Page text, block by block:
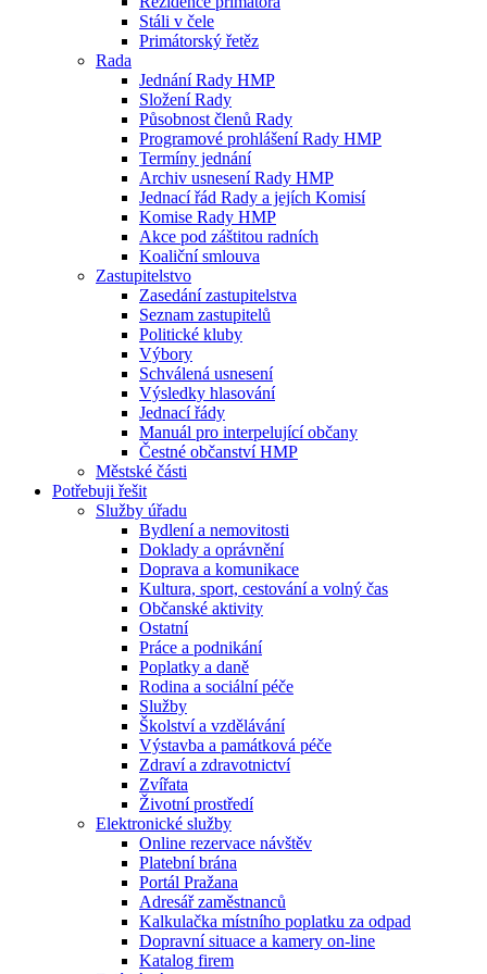
Stáli v čele
Primátorský řetěz
Rada
Jednání Rady HMP
Složení Rady
Působnost členů Rady
Programové prohlášení Rady HMP
Termíny jednání
Archiv usnesení Rady HMP
Jednací řád Rady a jejích Komisí
Komise Rady HMP
Akce pod záštitou radních
Koaliční smlouva
Zastupitelstvo
Zasedání zastupitelstva
Seznam zastupitelů
Politické kluby
Výbory
Schválená usnesení
Výsledky hlasování
Jednací řády
Manuál pro interpelující občany
Čestné občanství HMP
Městské části
Potřebuji řešit
Služby úřadu
Bydlení a nemovitosti
Doklady a oprávnění
Doprava a komunikace
Kultura, sport, cestování a volný čas
Občanské aktivity
Ostatní
Práce a podnikání
Poplatky a daně
Rodina a sociální péče
Služby
Školství a vzdělávání
Výstavba a památková péče
Zdraví a zdravotnictví
Zvířata
Životní prostředí
Elektronické služby
Online rezervace návštěv
Platební brána
Portál Pražana
Adresář zaměstnanců
Kalkulačka místního poplatku za odpad
Dopravní situace a kamery on-line
Katalog firem